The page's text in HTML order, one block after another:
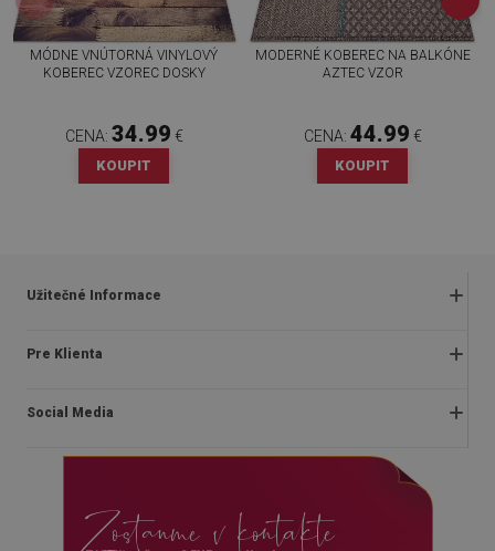
MÓDNE VNÚTORNÁ VINYLOVÝ
KOBEREC VZOREC DOSKY
CENA: 34.99 €
KOUPIT
MODERNÉ KOBEREC NA BALKÓNE
AZTEC VZOR
CENA: 44.99 €
KOUPIT
Užitečné Informace
Obchodné podmienky
Často kladené otázky
Pre Klienta
O nás
Social Media
instagram
youtube
Zostanme v kontakte